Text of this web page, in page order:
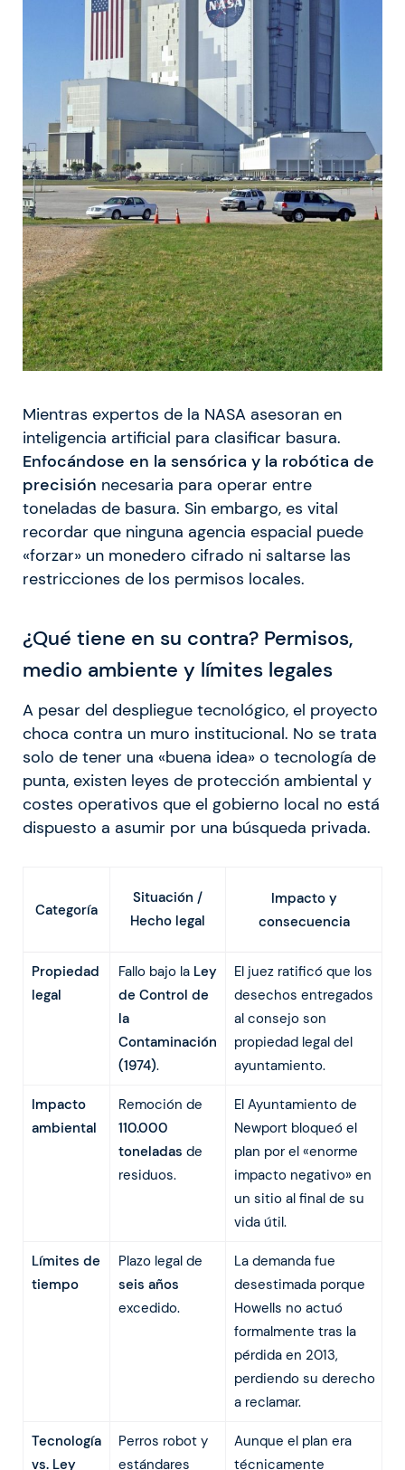
Mientras expertos de la NASA asesoran en
inteligencia artificial para clasificar basura.
Enfocándose en la sensórica y la robótica de
precisión necesaria para operar entre
toneladas de basura. Sin embargo, es vital
recordar que ninguna agencia espacial puede
«forzar» un monedero cifrado ni saltarse las
restricciones de los permisos locales.
¿Qué tiene en su contra? Permisos,
medio ambiente y límites legales
A pesar del despliegue tecnológico, el proyecto
choca contra un muro institucional. No se trata
solo de tener una «buena idea» o tecnología de
punta, existen leyes de protección ambiental y
costes operativos que el gobierno local no está
dispuesto a asumir por una búsqueda privada.
Categoría
Situación /
Hecho legal
Impacto y
consecuencia
Propiedad
legal
Fallo bajo la Ley
de Control de
la
Contaminación
(1974).
El juez ratificó que los
desechos entregados
al consejo son
propiedad legal del
ayuntamiento.
Impacto
ambiental
Remoción de
110.000
toneladas de
residuos.
El Ayuntamiento de
Newport bloqueó el
plan por el «enorme
impacto negativo» en
un sitio al final de su
vida útil.
Límites de
tiempo
Plazo legal de
seis años
excedido.
La demanda fue
desestimada porque
Howells no actuó
formalmente tras la
pérdida en 2013,
perdiendo su derecho
a reclamar.
Tecnología
vs. Ley
Perros robot y
estándares
Aunque el plan era
técnicamente